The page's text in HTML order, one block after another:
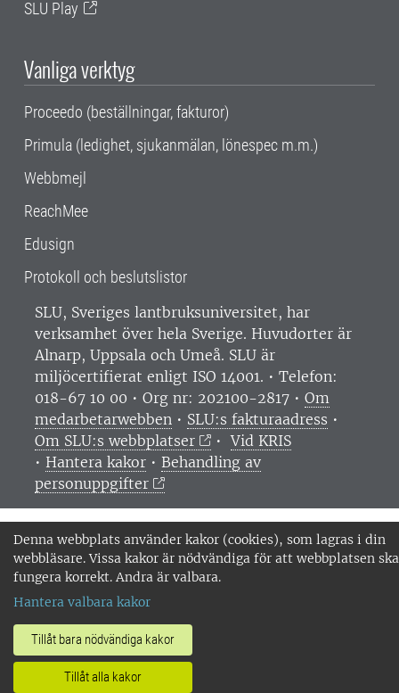
Denna webbplats använder kakor (cookies), som lagras i din
webbläsare. Vissa kakor är nödvändiga för att webbplatsen ska
fungera korrekt. Andra är valbara.
Hantera valbara kakor
Tillåt bara nödvändiga kakor
Tillåt alla kakor
SLU Play
Vanliga verktyg
Proceedo (beställningar, fakturor)
Primula (ledighet, sjukanmälan, lönespec m.m.)
Webbmejl
ReachMee
Edusign
Protokoll och beslutslistor
SLU, Sveriges lantbruksuniversitet, har
verksamhet över hela Sverige. Huvudorter är
Alnarp, Uppsala och Umeå. SLU är
miljöcertifierat enligt ISO 14001. • Telefon:
018-67 10 00 • Org nr: 202100-2817 • Om
medarbetarwebben • SLU:s fakturaadress •
Om SLU:s webbplatser
•Vid KRIS
• Hantera kakor • Behandling av
personuppgifter